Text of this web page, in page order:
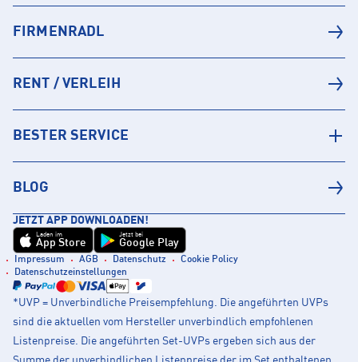
FIRMENRADL
RENT / VERLEIH
BESTER SERVICE
BLOG
JETZT APP DOWNLOADEN!
Laden im
App Store
Jetzt bei
Google Play
Impressum AGB Datenschutz
Cookie Policy
Datenschutzeinstellungen
*UVP = Unverbindliche Preisempfehlung. Die angeführten UVPs
sind die aktuellen vom Hersteller unverbindlich empfohlenen
Listenpreise. Die angeführten Set-UVPs ergeben sich aus der